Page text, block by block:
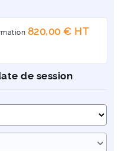
820,00 € HT
de session
expand_more